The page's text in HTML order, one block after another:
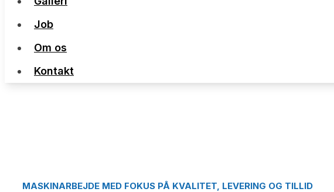
Job
Om os
Kontakt
Job
Om os
Kontakt
MASKINARBEJDE MED FOKUS PÅ KVALITET, LEVERING OG TILLID